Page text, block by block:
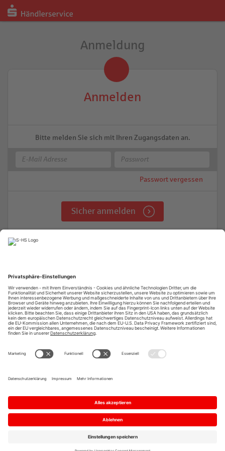
Anmeldung
Anmelden
Bitte melden Sie sich mit Ihren Zugangsdaten an.
Passwort vergessen
Sicher anmelden
Richten Sie sich einfach und schnell ein persönliches
Kundenkonto ein und genießen Sie alle unsere Servicevorteile.
Neues Konto anlegen
Sicherheitsinformationen